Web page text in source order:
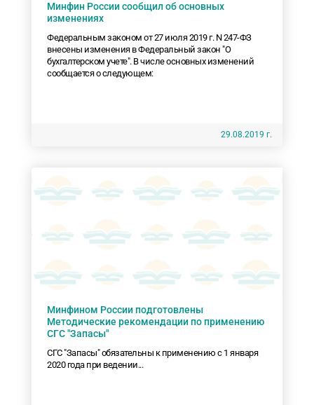
Минфин России сообщил об основных
изменениях
Федеральным законом от 27 июля 2019 г. N 247-ФЗ
внесены изменения в Федеральный закон "О
бухгалтерском учете". В числе основных изменений
сообщается о следующем:
29.08.2019 г.
Минфином России подготовлены
Методические рекомендации по применению
СГС "Запасы"
СГС "Запасы" обязательны к применению с 1 января
2020 года при ведении...